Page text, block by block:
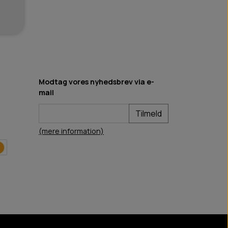
Modtag vores nyhedsbrev via e-
mail
Tilmeld
(mere information)